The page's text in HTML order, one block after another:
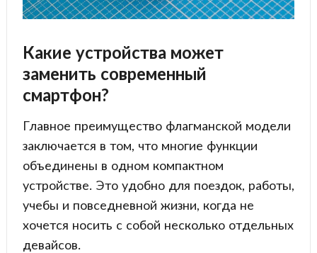
Какие устройства может
заменить современный
смартфон?
Главное преимущество флагманской модели
заключается в том, что многие функции
объединены в одном компактном
устройстве. Это удобно для поездок, работы,
учебы и повседневной жизни, когда не
хочется носить с собой несколько отдельных
девайсов.